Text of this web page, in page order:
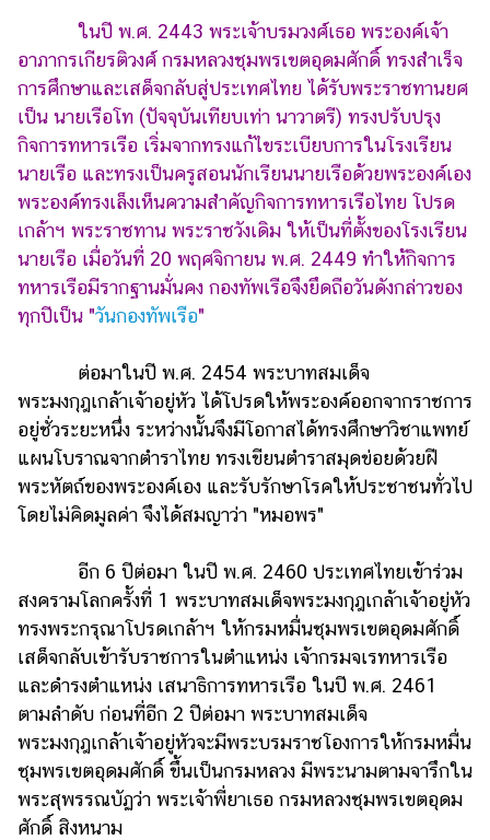
คอร์ส
ออนไลน์
เรียน
เลข
ออนไลน์
ติดต่อ
โฆษณา
ปัญหา
เรา
ในปี พ.ศ. 2443 พระเจ้าบรมวงศ์เธอ พระองค์เจ้า
อาภากรเกียรติวงศ์ กรมหลวงชุมพรเขตอุดมศักดิ์ ทรงสำเร็จ
การศึกษาและเสด็จกลับสู่ประเทศไทย ได้รับพระราชทานยศ
เป็น นายเรือโท (ปัจจุบันเทียบเท่า นาวาตรี) ทรงปรับปรุง
กิจการทหารเรือ เริ่มจากทรงแก้ไขระเบียบการในโรงเรียน
นายเรือ และทรงเป็นครูสอนนักเรียนนายเรือด้วยพระองค์เอง
พระองค์ทรงเล็งเห็นความสำคัญกิจการทหารเรือไทย โปรด
เกล้าฯ พระราชทาน พระราชวังเดิม ให้เป็นที่ตั้งของโรงเรียน
นายเรือ เมื่อวันที่ 20 พฤศจิกายน พ.ศ. 2449 ทำให้กิจการ
ทหารเรือมีรากฐานมั่นคง กองทัพเรือจึงยึดถือวันดังกล่าวของ
ทุกปีเป็น "วันกองทัพเรือ"
ต่อมาในปี พ.ศ. 2454 พระบาทสมเด็จ
พระมงกุฎเกล้าเจ้าอยู่หัว ได้โปรดให้พระองค์ออกจากราชการ
อยู่ชั่วระยะหนึ่ง ระหว่างนั้นจึงมีโอกาสได้ทรงศึกษาวิชาแพทย์
แผนโบราณจากตำราไทย ทรงเขียนตำราสมุดข่อยด้วยฝี
พระหัตถ์ของพระองค์เอง และรับรักษาโรคให้ประชาชนทั่วไป
โดยไม่คิดมูลค่า จึงได้สมญาว่า "หมอพร"
อีก 6 ปีต่อมา ในปี พ.ศ. 2460 ประเทศไทยเข้าร่วม
สงครามโลกครั้งที่ 1 พระบาทสมเด็จพระมงกุฎเกล้าเจ้าอยู่หัว
ทรงพระกรุณาโปรดเกล้าฯ ให้กรมหมื่นชุมพรเขตอุดมศักดิ์
เสด็จกลับเข้ารับราชการในตำแหน่ง เจ้ากรมจเรทหารเรือ
และดำรงตำแหน่ง เสนาธิการทหารเรือ ในปี พ.ศ. 2461
ตามลำดับ ก่อนที่อีก 2 ปีต่อมา พระบาทสมเด็จ
พระมงกุฎเกล้าเจ้าอยู่หัวจะมีพระบรมราชโองการให้กรมหมื่น
ชุมพรเขตอุดมศักดิ์ ขึ้นเป็นกรมหลวง มีพระนามตามจารึกใน
พระสุพรรณบัฏว่า พระเจ้าพี่ยาเธอ กรมหลวงชุมพรเขตอุดม
ศักดิ์ สิงหนาม